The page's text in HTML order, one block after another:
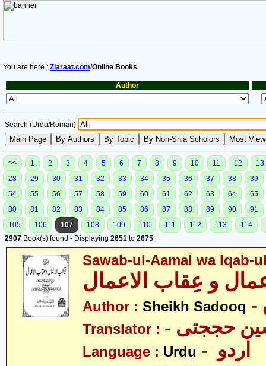
You are here : Ziaraat.com/Online Books
Author
Search (Urdu/Roman)
<< 1 2 3 4 5 6 7 8 9 10 11 12
13
28
29 30 31 32 33 34 35 36 37 38
39
54
55 56 57 58 59 60 61 62 63 64
65
80
81 82 83 84 85 86 87 88 89 90
91
105
106 107 108 109 110 111 112 113
114
2907 Book(s) found - Displaying 2651 to 2675
Sawab-ul-Aamal wa Iqab-
و عِقاب الاعمال
Author : Sheikh Sadooq
Translator : حججتی
Language : Urdu